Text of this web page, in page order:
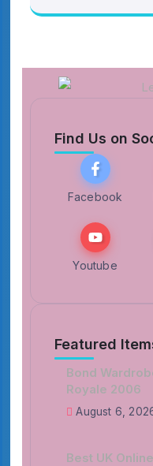
Find Us on
Facebook
Youtube
Featured
Bond
Royale 2006
August 6,
Best UK